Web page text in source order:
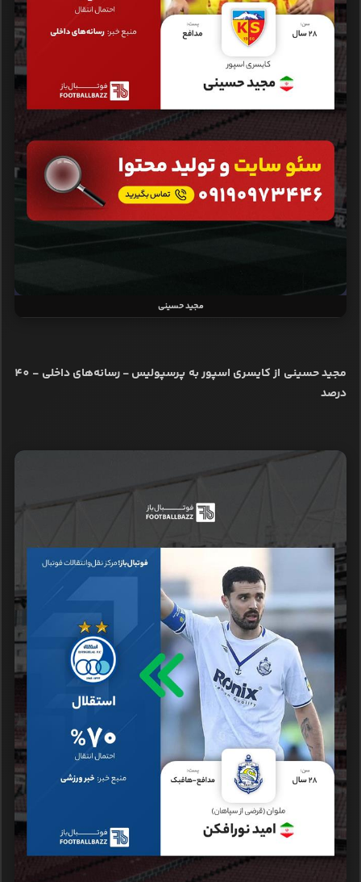
مجید حسینی
مجید حسینی از کایسری اسپور به پرسپولیس - رسانه‌های داخلی - 40
درصد